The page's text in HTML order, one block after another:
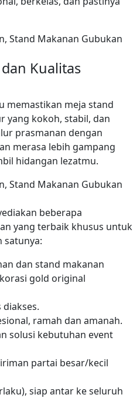
Kualitas
memastikan meja stand
yang kokoh, stabil, dan
prasmanan dengan
merasa lebih gampang
hidangan lezatmu.
beberapa
yang terbaik khusus untuk
satunya:
dan stand makanan
gold original
diakses.
ramah dan amanah.
solusi kebutuhan event
partai besar/kecil
siap antar ke seluruh